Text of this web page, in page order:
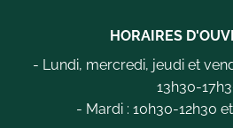
HORAIRES
- Lundi, mercredi, jeudi et
13h30-
- Mardi : 10h30-12h30